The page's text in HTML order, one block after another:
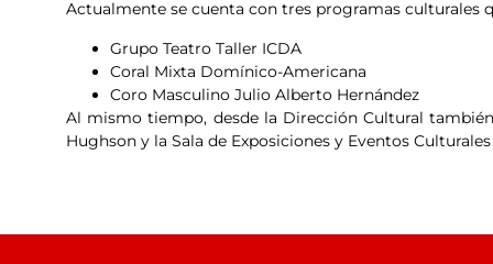
Actualmente se cuenta con tres programas culturales
Grupo Teatro Taller ICDA
Coral Mixta Domínico-Americana
Coro Masculino Julio Alberto Hernández
Al mismo tiempo, desde la Dirección Cultural
Hughson y la Sala de Exposiciones y Eventos